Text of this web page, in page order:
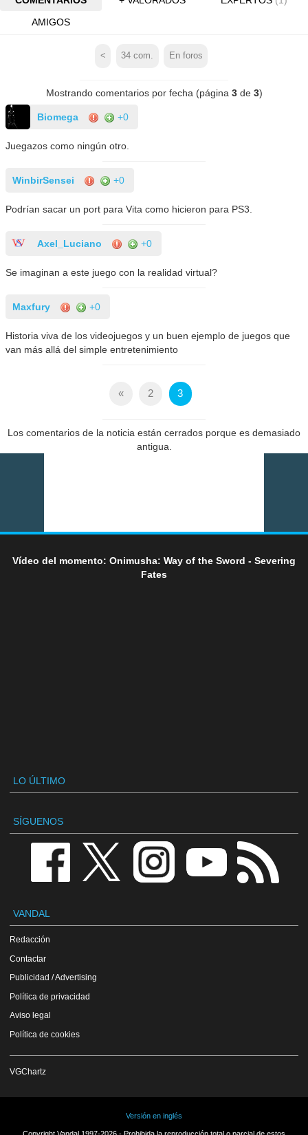
AMIGOS
< 34 com. En foros
Mostrando comentarios por fecha (página 3de 3)
Biomega +0
Juegazos como ningún otro.
WinbirSensei +0
Podrían sacar un port para Vita como hicieron para PS3.
Axel_Luciano +0
Se imaginan a este juego con la realidad virtual?
Maxfury +0
Historia viva de los videojuegos y un buen ejemplo de juegos que
van más allá del simple entretenimiento
« 2 3
Los comentarios de la noticia están cerrados porque es demasiado
antigua.
Vídeo del momento: Onimusha: Way of the Sword - Severing
Fates
LO ÚLTIMO
SÍGUENOS
VANDAL
Redacción
Contactar
Publicidad / Advertising
Política de privacidad
Aviso legal
Política de cookies
VGChartz
Versión en inglés